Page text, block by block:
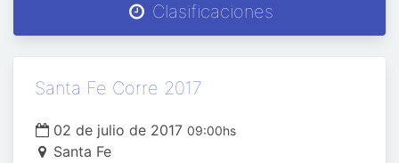
Clasificaciones
Santa Fe Corre 2017
02 de julio de 2017 09:00hs
Santa Fe